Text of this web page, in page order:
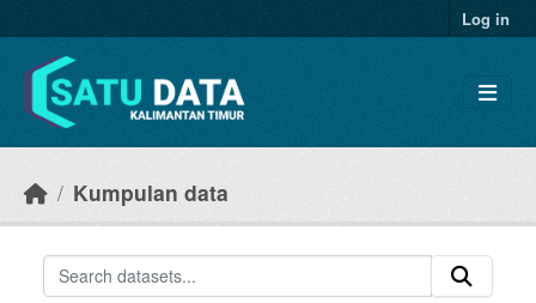
Log in
Kumpulan data